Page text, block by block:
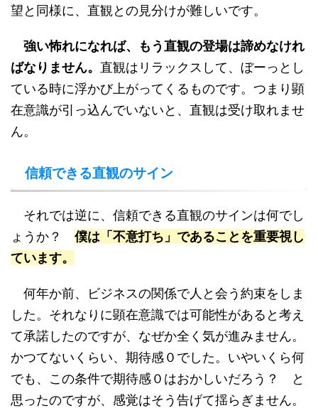
望と同様に、直観との見分けが難しいです。
強い怖れになれば、もう直観の登場は諦めなけれ
ばなりません。 直観はリラックスして、ぼーっとし
ている時に浮かび上がってくるものです。つまり顕
在意識が引っ込んでいないと、直観は受け取れませ
ん。
信頼できる直観のサイン
それでは逆に、信頼できる直観のサインは何でし
ょうか？ 僕は「不意打ち」であることを重要視し
ています。
何年か前、ビジネスの関係で人と会う約束をしま
した。それなりに顕在意識では可能性があると考え
て承諾したのですが、なぜか全く気が進みません。
かつてないくらい、期待感０でした。いやいくら何
でも、この条件で期待感０はおかしいだろう？ と
思ったのですが、感覚はそう告げて揺らぎません。